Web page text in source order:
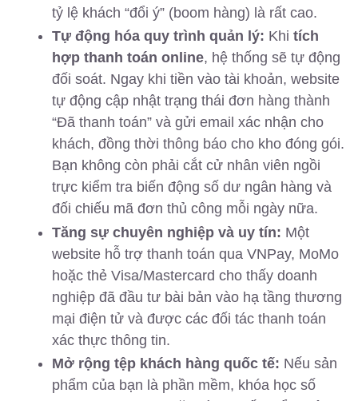
tỷ lệ khách “đổi ý” (boom hàng) là rất cao.
Tự động hóa quy trình quản lý: Khi tích
hợp thanh toán online, hệ thống sẽ tự động
đối soát. Ngay khi tiền vào tài khoản, website
tự động cập nhật trạng thái đơn hàng thành
“Đã thanh toán” và gửi email xác nhận cho
khách, đồng thời thông báo cho kho đóng gói.
Bạn không còn phải cắt cử nhân viên ngồi
trực kiểm tra biến động số dư ngân hàng và
đối chiếu mã đơn thủ công mỗi ngày nữa.
Tăng sự chuyên nghiệp và uy tín: Một
website hỗ trợ thanh toán qua VNPay, MoMo
hoặc thẻ Visa/Mastercard cho thấy doanh
nghiệp đã đầu tư bài bản vào hạ tầng thương
mại điện tử và được các đối tác thanh toán
xác thực thông tin.
Mở rộng tệp khách hàng quốc tế: Nếu sản
phẩm của bạn là phần mềm, khóa học số